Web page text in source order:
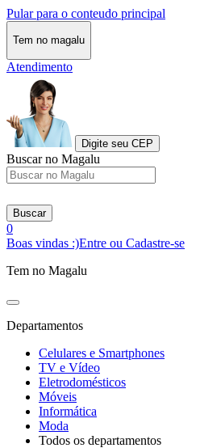
Pular para o conteudo principal
Tem no magalu
Atendimento
Digite seu CEP
Buscar no Magalu
Buscar
0
Boas vindas :)Entre ou Cadastre-se
Tem no Magalu
Departamentos
Celulares e Smartphones
TV e Vídeo
Eletrodomésticos
Móveis
Informática
Moda
Todos os departamentos